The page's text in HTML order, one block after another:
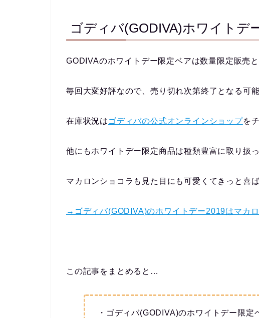
ゴディバ(GODIVA)ホワイトデ
GODIVAのホワイトデー限定ベアは数量限定販売
毎回大変好評なので、売り切れ次第終了となる可
在庫状況は ゴディバの公式オンラインショップを
他にもホワイトデー限定商品は種類豊富に取り扱っ
マカロンショコラも見た目にも可愛くてきっと喜
→ゴディバ(GODIVA)のホワイトデー2019はマカ
この記事をまとめると…
・ゴディバ(GODIVA)のホワイトデー限